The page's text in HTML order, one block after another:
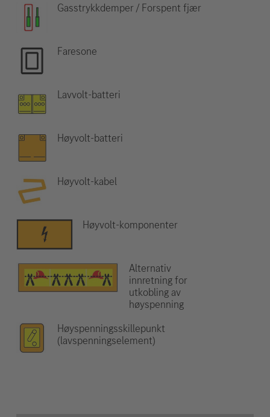
Gasstrykkdemper / Forspent fjær
Faresone
Lavvolt-batteri
Høyvolt-batteri
Høyvolt-kabel
Høyvolt-komponenter
Alternativ
innretning for
utkobling av
høyspenning
Høyspenningsskillepunkt
(lavspenningselement)